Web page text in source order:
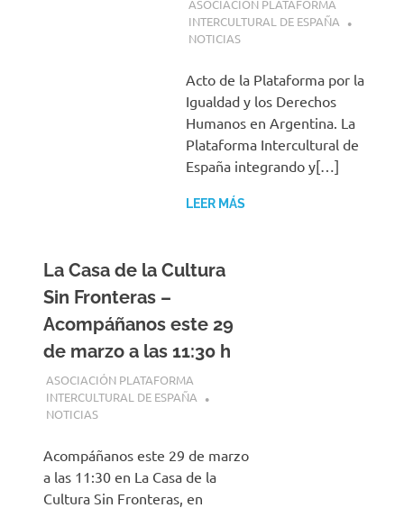
21 MARZO, 2025
ASOCIACIÓN PLATAFORMA
INTERCULTURAL DE ESPAÑA
NOTICIAS
Acto de la Plataforma por la
Igualdad y los Derechos
Humanos en Argentina. La
Plataforma Intercultural de
España integrando y[…]
LEER MÁS
La Casa de la Cultura
Sin Fronteras –
Acompáñanos este 29
de marzo a las 11:30 h
21 MARZO, 2025
ASOCIACIÓN PLATAFORMA
INTERCULTURAL DE ESPAÑA
NOTICIAS
Acompáñanos este 29 de marzo
a las 11:30 en La Casa de la
Cultura Sin Fronteras, en